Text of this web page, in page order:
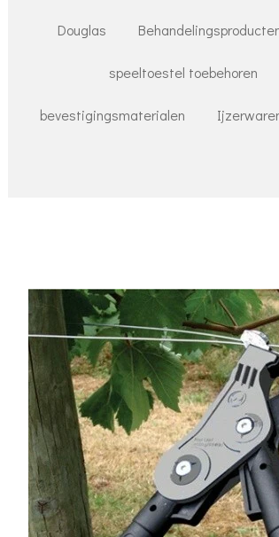
Douglas
speeltoestel toebehoren
bevestigingsmaterialen